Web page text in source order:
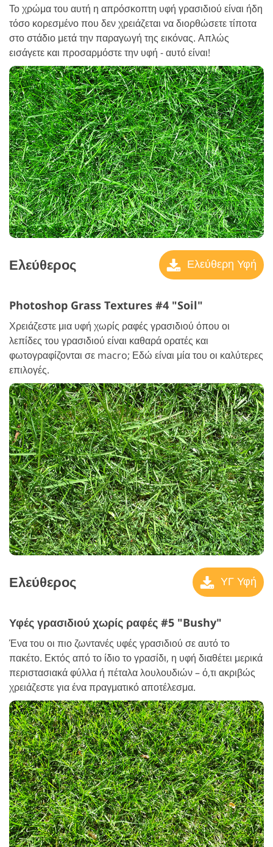
Το χρώμα του αυτή η απρόσκοπτη υφή γρασιδιού είναι ήδη
τόσο κορεσμένο που δεν χρειάζεται να διορθώσετε τίποτα
στο στάδιο μετά την παραγωγή της εικόνας. Απλώς
εισάγετε και προσαρμόστε την υφή - αυτό είναι!
Ελεύθερος Ελεύθερη Υφή
Photoshop Grass Textures #4 "Soil"
Χρειάζεστε μια υφή χωρίς ραφές γρασιδιού όπου οι
λεπίδες του γρασιδιού είναι καθαρά ορατές και
φωτογραφίζονται σε macro; Εδώ είναι μία του οι καλύτερες
επιλογές.
Ελεύθερος ΥΓ Υφή
Υφές γρασιδιού χωρίς ραφές #5 "Bushy"
Ένα του οι πιο ζωντανές υφές γρασιδιού σε αυτό το
πακέτο. Εκτός από το ίδιο το γρασίδι, η υφή διαθέτει μερικά
περιστασιακά φύλλα ή πέταλα λουλουδιών – ό,τι ακριβώς
χρειάζεστε για ένα πραγματικό αποτέλεσμα.